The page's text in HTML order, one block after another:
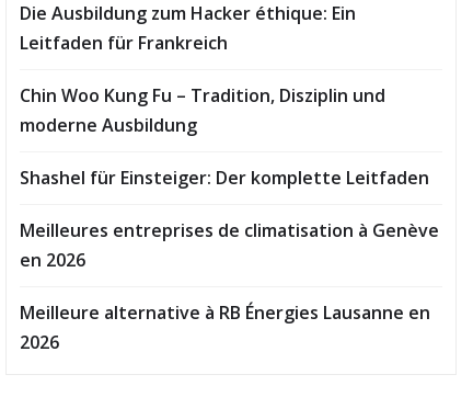
Die Ausbildung zum Hacker éthique: Ein
Leitfaden für Frankreich
Chin Woo Kung Fu – Tradition, Disziplin und
moderne Ausbildung
Shashel für Einsteiger: Der komplette Leitfaden
Meilleures entreprises de climatisation à Genève
en 2026
Meilleure alternative à RB Énergies Lausanne en
2026